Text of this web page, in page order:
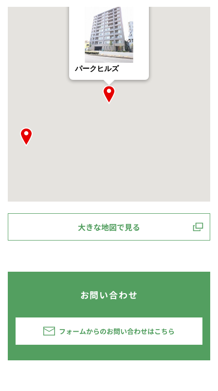
パークヒルズ
大きな地図で見る
お問い合わせ
フォームからのお問い合わせはこちら